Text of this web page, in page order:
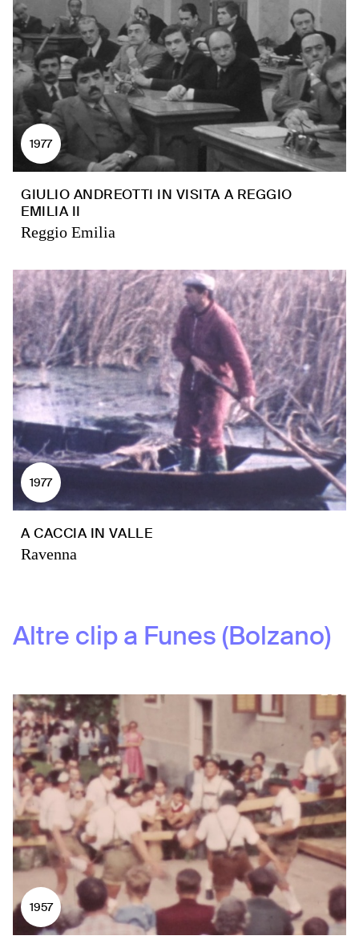
1977
GIULIO ANDREOTTI IN VISITA A REGGIO
EMILIA II
Reggio Emilia
1977
A CACCIA IN VALLE
Ravenna
Altre clip a Funes (Bolzano)
1957